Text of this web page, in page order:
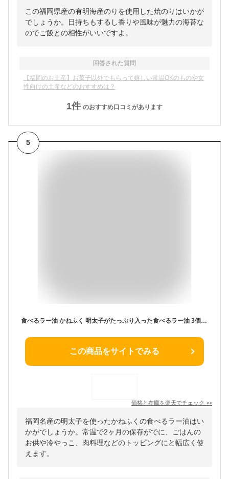
この福岡県産の有明海産のりを使用した焼のりはいかが
でしょうか。日持ちもするし香りや風味が魅力の海苔な
のでご飯との相性がいいですよ。
回答された質問
【福岡のお土産】お菓子以外でもらって嬉しい常温OKのものや女
性向けの土産などのおすすめは？
1件 のおすすめ口コミがあります
5
食べるラー油 かねふく 明太子がたっぷり入った食べるラー油 3個セット ／ めんたいパーク 限定パッケージ 明太子 かねふく ラー油 食べるラー油 旨辛ラー油明太子 辣油 明太ラー油 福岡 お取り寄せ お取り寄せグルメ ご飯のお供 常温 万能調味料 博多直送【公式ストア】
この商品をサイトでみる
価格と在庫を楽天でチェック >>
福岡名産の明太子を使ったかねふくの食べるラー油はい
かがでしょうか。常温で2ヶ月の保存がでに、ごはんの
お供や冷やっこ、肉料理などのトッピングにと幅広く使
えます。